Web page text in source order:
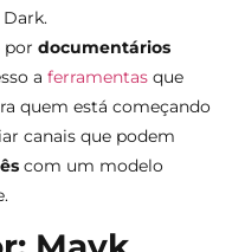
por documentários
a ferramentas que
quem está começando
canais que podem
com um modelo